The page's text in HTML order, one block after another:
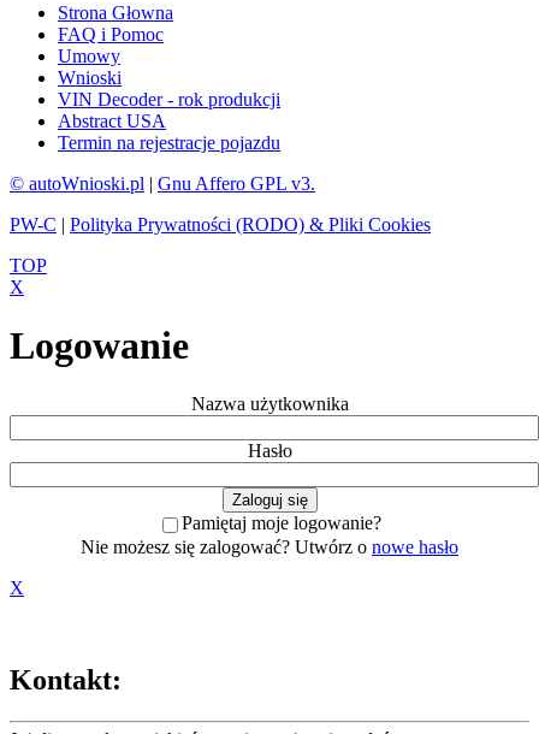
Strona Głowna
FAQ i Pomoc
Umowy
Wnioski
VIN Decoder - rok produkcji
Abstract USA
Termin na rejestracje pojazdu
© autoWnioski.pl | Gnu Affero GPL v3.
PW-C | Polityka Prywatności (RODO) & Pliki Cookies
TOP
X
Logowanie
Nazwa użytkownika
Hasło
Pamiętaj moje logowanie?
Nie możesz się zalogować? Utwórz o nowe hasło
X
Kontakt: